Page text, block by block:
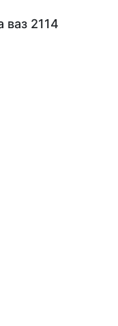
ваз 2114